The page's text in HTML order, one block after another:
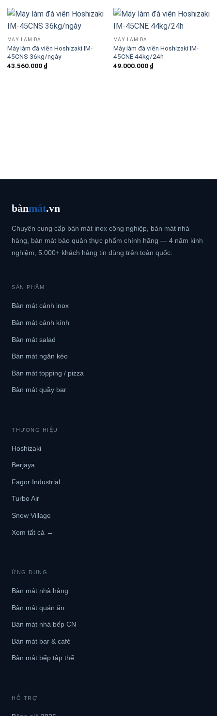
MÁY LÀM ĐÁ
Máy làm đá viên Hoshizaki IM-
45CNS 36kg/ngày
43.560.000 ₫
MÁY LÀM ĐÁ
Máy làm đá viên Hoshizaki IM-
45CNE 44kg/24h
49.000.000 ₫
bànmát.vn
Chuyên cung cấp bàn mát inox công nghiệp, bàn mát nhà
hàng, bàn mát bảo quản thực phẩm chính hãng — 4 năm kinh
nghiệm, 5.000+ khách hàng tin dùng trên toàn quốc.
SẢN PHẨM
Bàn mát cánh inox
Bàn mát cánh kính
Bàn mát salad
Bàn mát ngăn kéo
Bàn mát topping / pizza
Bàn mát quầy bar
THƯƠNG HIỆU
Hoshizaki
Berjaya
Fagor Industrial
Turbo Air
Snow Village
Xem tất cả →
ỨNG DỤNG
Bàn mát nhà hàng
Bàn mát quán ăn
Bàn mát nhà bếp CN
Bàn mát bar & café
Bàn mát bếp tập thể
HỖ TRỢ